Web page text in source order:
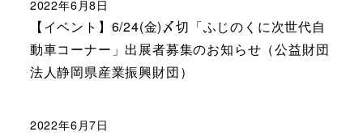
【イベント】6/24(金)〆切「ふじのくに次世代自
動車コーナー」出展者募集のお知らせ（公益財団
法人静岡県産業振興財団）
2022年6月8日
2022年6月7日